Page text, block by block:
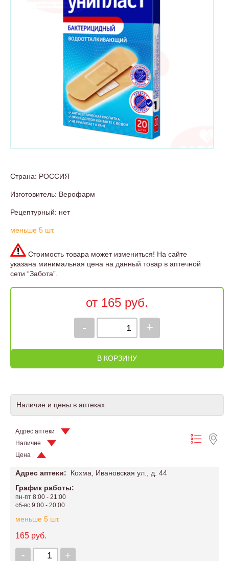
Страна: РОССИЯ
Изготовитель: Верофарм
Рецептурный: нет
меньше 5 шт.
Стоимость товара может измениться! На сайте
указана минимальная цена на данный товар в аптечной
сети “Забота”.
от 165 руб.
+
-
В КОРЗИНУ
Наличие и цены в аптеках
Адрес аптеки
Наличие
Цена
Адрес аптеки:
Кохма, Ивановская ул., д. 44
График работы:
пн-пт 8:00 - 21:00
сб-вс 9:00 - 20:00
меньше 5 шт.
165 руб.
+
-